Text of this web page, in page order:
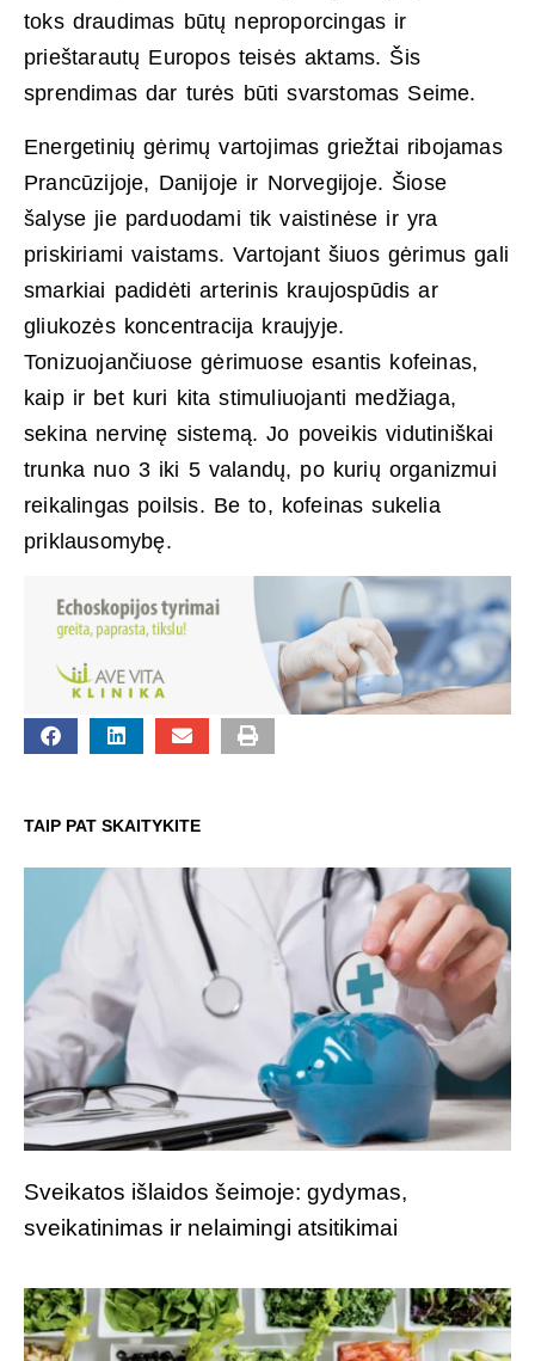
toks draudimas būtų neproporcingas ir
prieštarautų Europos teisės aktams. Šis
sprendimas dar turės būti svarstomas Seime.
Energetinių gėrimų vartojimas griežtai ribojamas
Prancūzijoje, Danijoje ir Norvegijoje. Šiose
šalyse jie parduodami tik vaistinėse ir yra
priskiriami vaistams. Vartojant šiuos gėrimus gali
smarkiai padidėti arterinis kraujospūdis ar
gliukozės koncentracija kraujyje.
Tonizuojančiuose gėrimuose esantis kofeinas,
kaip ir bet kuri kita stimuliuojanti medžiaga,
sekina nervinę sistemą. Jo poveikis vidutiniškai
trunka nuo 3 iki 5 valandų, po kurių organizmui
reikalingas poilsis. Be to, kofeinas sukelia
priklausomybę.
TAIP PAT SKAITYKITE
Sveikatos išlaidos šeimoje: gydymas,
sveikatinimas ir nelaimingi atsitikimai